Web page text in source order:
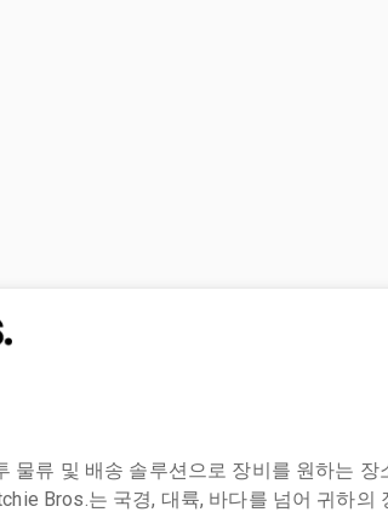
물류 및 배송 솔루션으로 장비를 원하는 장
Bros.는 국경, 대륙, 바다를 넘어 귀하의